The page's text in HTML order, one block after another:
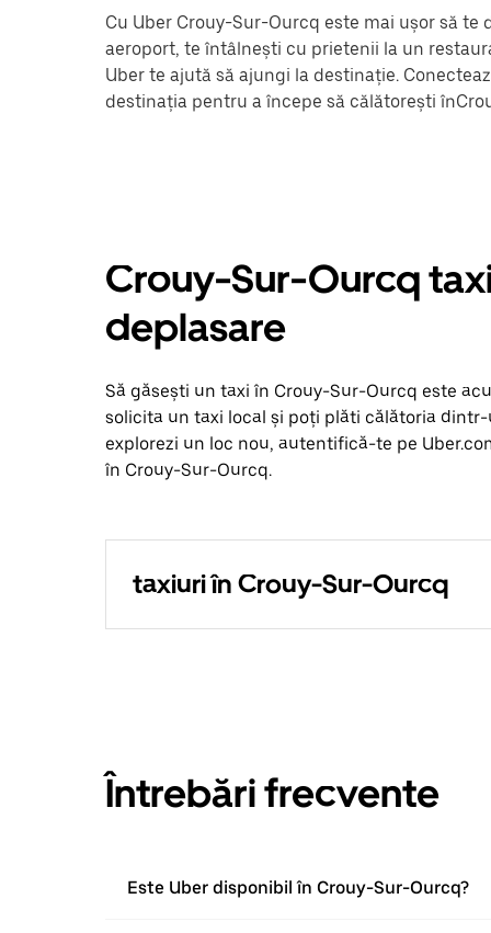
Cu Uber Crouy-Sur-Ourcq este mai ușor să
aeroport, te întâlnești cu prietenii la un
Uber te ajută să ajungi la destinație.
destinația pentru a începe să călătorești
Crouy-Sur-Ourcq
deplasare
Să găsești un taxi în Crouy-Sur-Ourcq este
solicita un taxi local și poți plăti călătoria
explorezi un loc nou, autentifică-te pe
în Crouy-Sur-Ourcq.
taxiuri în Crouy-Sur-Ourcq
Întrebări frecvente
Este Uber disponibil în Crouy-Sur-Ourcq?